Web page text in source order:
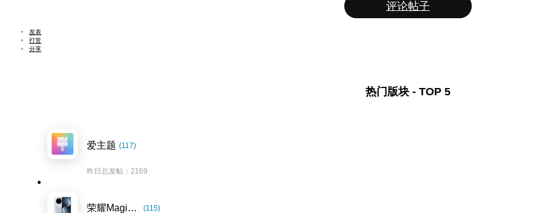
评论帖子
发表
打赏
分享
热门版块 - TOP 5
爱主题 (117)
昨日总发帖：2169
荣耀Magic7系列 (115)